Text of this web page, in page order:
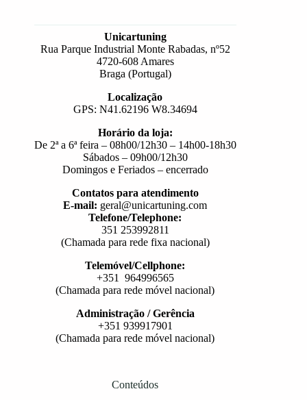
Unicartuning
Rua Parque Industrial Monte Rabadas, nº52
4720-608 Amares
Braga (Portugal)
Localização
GPS: N41.62196 W8.34694
Horário da loja:
De 2ª a 6ª feira – 08h00/12h30 – 14h00-18h30
Sábados – 09h00/12h30
Domingos e Feriados – encerrado
Contatos para atendimento
E-mail: geral@unicartuning.com
Telefone/Telephone:
351 253992811
(Chamada para rede fixa nacional)
Telemóvel/Cellphone:
+351 964996565
(Chamada para rede móvel nacional)
Administração / Gerência
+351 939917901
(Chamada para rede móvel nacional)
Conteúdos